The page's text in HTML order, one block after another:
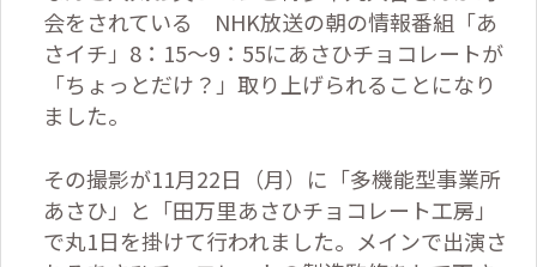
会をされている NHK放送の朝の情報番組「あ
さイチ」 8 ： 15～9 ： 55にあさひチョコレートが
「ちょっとだけ？」取り上げられることになり
ました。
その撮影が11月22日（月）に「多機能型事業所
あさひ」と「田万里あさひチョコレート工房」
で丸1日を掛けて行われました。メインで出演さ